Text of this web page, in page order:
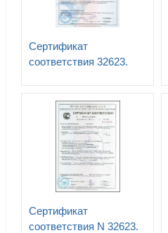
Сертификат
соответствия 32623.
ГАСЗНАК
Сертификат
соответствия N 32623.